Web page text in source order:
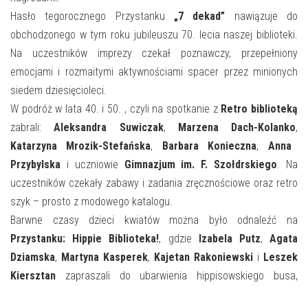
E-INFORMATOR
O NAS
Hasło tegorocznego Przystanku „7 dekad” nawiązuje do
obchodzonego w tym roku jubileuszu 70. lecia naszej biblioteki.
Na uczestników imprezy czekał poznawczy, przepełniony
emocjami i rozmaitymi aktywnościami spacer przez minionych
siedem dziesięcioleci.
W podróż w lata 40. i 50. , czyli na spotkanie z Retro biblioteką
zabrali:Aleksandra Suwiczak, Marzena Dach-Kolanko,
Katarzyna Mrozik-Stefańska, Barbara Konieczna, Anna
Przybylska i uczniowie Gimnazjum im. F. Szołdrskiego. Na
uczestników czekały zabawy i zadania zręcznościowe oraz retro
szyk – prosto z modowego katalogu.
Barwne czasy dzieci kwiatów można było odnaleźć na
Przystanku: Hippie Biblioteka!, gdzie Izabela Putz,Agata
Dziamska, Martyna Kasperek, Kajetan Rakoniewski i Leszek
Kiersztan zapraszali do ubarwienia hippisowskiego busa,